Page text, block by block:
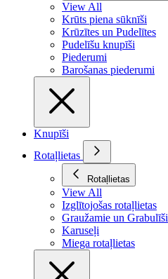
View All
Krūts piena sūknīši
Krūzītes un Pudelītes
Pudelīšu knupīši
Piederumi
Barošanas piederumi
Knupīši
Rotaļlietas
Rotaļlietas
View All
Izglītojošas rotaļlietas
Graužamie un Grabulīši
Karuseļi
Miega rotaļlietas